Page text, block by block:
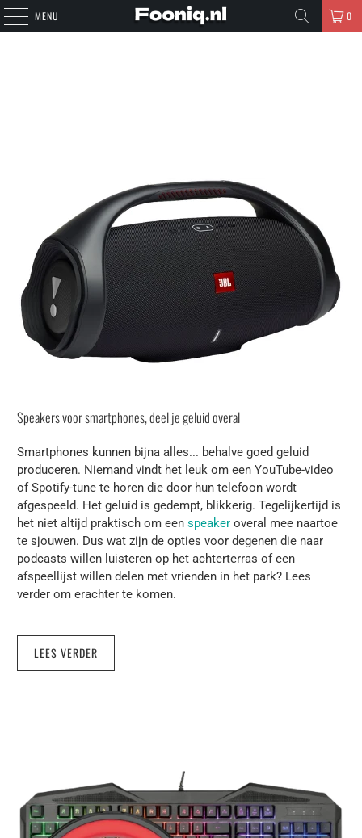
MENU 0
Speakers voor smartphones, deel je geluid overal
Smartphones kunnen bijna alles... behalve goed geluid
produceren. Niemand vindt het leuk om een ​​YouTube-video
of Spotify-tune te horen die door hun telefoon wordt
afgespeeld. Het geluid is gedempt, blikkerig. Tegelijkertijd is
het niet altijd praktisch om een ​​speaker overal mee naartoe
te sjouwen. Dus wat zijn de opties voor degenen die naar
podcasts willen luisteren op het achterterras of een
afspeellijst willen delen met vrienden in het park? Lees
verder om erachter te komen.
LEES VERDER